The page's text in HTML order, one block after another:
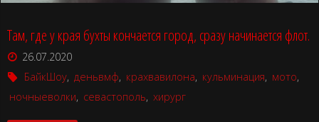
Там, где у края бухты кончается город, сразу начинается флот.
26.07.2020
БайкШоу, деньвмф, крахвавилона, кульминация, мото,
ночныеволки, севастополь, хирург